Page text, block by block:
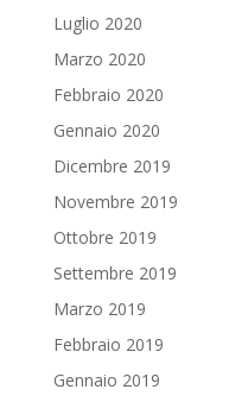
Luglio 2020
Marzo 2020
Febbraio 2020
Gennaio 2020
Dicembre 2019
Novembre 2019
Ottobre 2019
Settembre 2019
Marzo 2019
Febbraio 2019
Gennaio 2019